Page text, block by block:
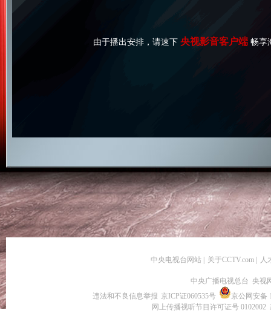
由于播出安排，请速下 央视影音客户端 畅享
中央电视台网站 关于CCTV.com 人
中央广播电视总台 央视
违法和不良信息举报 京ICP证060535号
京公网安备
网上传播视听节目许可证号 0102002